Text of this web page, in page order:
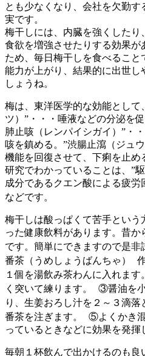
とも少なくなり、会社を欠勤
実です。
梅干しには、内臓を強くしたり
食欲を増強させたりする効果
ため、毎日梅干しを食べるこ
能力が上がり、結果的に出世
しょうね。
梅は、東洋医学的な効能として
ツ）”・・・唾液などの分泌を
肺止咳（レンパイシガイ）”・
咳を鎮める。”渋腸止瀉（ジュ
機能を回復させて、下痢を止め
研究でわかっていることは、”
成分であるクエン酸による疲労
などです。
梅干しは酸っぱくて苦手とい
った健康飲料があります。昔
です。簡単にできますので是
番茶（うめしょうばんちゃ）
１個を湯飲み茶わんに入れま
く突いて練ります。 ③醤油を
り、生姜おろし汁を２～３滴
番茶を注ぎます。 ⑤よくかき
っているときなどに効果を発揮
毎朝１杯飲んで出かけるのも良